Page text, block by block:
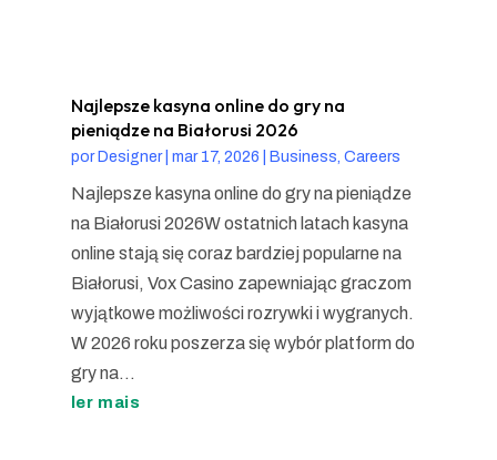
Najlepsze kasyna online do gry na
pieniądze na Białorusi 2026
por Designer| mar 17, 2026 Business, Careers
Najlepsze kasyna online do gry na pieniądze
na Białorusi 2026W ostatnich latach kasyna
online stają się coraz bardziej popularne na
Białorusi, Vox Casino zapewniając graczom
wyjątkowe możliwości rozrywki i wygranych.
W 2026 roku poszerza się wybór platform do
gry na...
ler mais